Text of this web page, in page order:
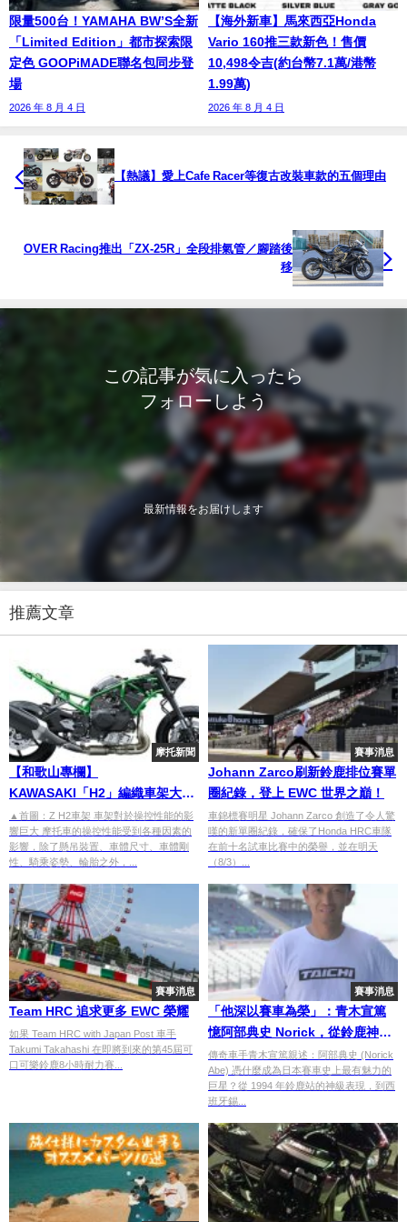
限量500台！YAMAHA BW’S全新
「Limited Edition」都市探索限
定色 GOOPiMADE聯名包同步登
場
2026 年 8 月 4 日
【海外新車】馬來西亞Honda
Vario 160推三款新色！售價
10,498令吉(約台幣7.1萬/港幣
1.99萬)
2026 年 8 月 4 日
【熱議】愛上Cafe Racer等復古改裝車款的五個理由
OVER Racing推出「ZX-25R」全段排氣管／腳踏後
移
この記事が気に入ったら
フォローしよう
最新情報をお届けします
推薦文章
摩托新聞
【和歌山專欄】
KAWASAKI「H2」編織車架大揭
秘！
▲首圖：Z H2車架 車架對於操控性能的影
響巨大 摩托車的操控性能受到各種因素的
影響，除了懸吊裝置、車體尺寸、車體剛
性、騎乘姿勢、輪胎之外，...
賽事消息
Johann Zarco刷新鈴鹿排位賽單
圈紀錄，登上 EWC 世界之巔！
車錦標賽明星 Johann Zarco 創造了令人驚
嘆的新單圈紀錄，確保了Honda HRC車隊
在前十名試車比賽中的榮譽，並在明天
（8/3）...
賽事消息
Team HRC 追求更多 EWC 榮耀
如果 Team HRC with Japan Post 車手
Takumi Takahashi 在即將到來的第45屆可
口可樂鈴鹿8小時耐力賽...
賽事消息
「他深以賽車為榮」：青木宣篤
憶阿部典史 Norick，從鈴鹿神級
騎法到那份閃耀的絕對自信｜連
載 #9
傳奇車手青木宣篤親述：阿部典史 (Norick
Abe) 憑什麼成為日本賽車史上最有魅力的
巨星？從 1994 年鈴鹿站的神級表現，到西
班牙錫...